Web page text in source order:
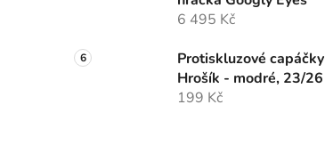
6 495 Kč
Protiskluzové capáčky
Hrošík - modré, 23/26
199 Kč